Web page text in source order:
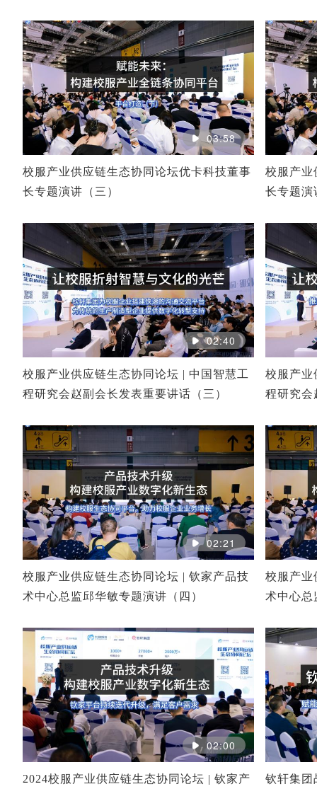
03:58
校服产业供应链生态协同论坛优卡科技董事
长专题演讲（三）
校服产业
长专题演
02:40
校服产业供应链生态协同论坛 | 中国智慧工
程研究会赵副会长发表重要讲话（三）
校服产业
程研究会
02:21
校服产业供应链生态协同论坛 | 钦家产品技
术中心总监邱华敏专题演讲（四）
校服产业
术中心总
02:00
2024校服产业供应链生态协同论坛 | 钦家产 钦轩集团